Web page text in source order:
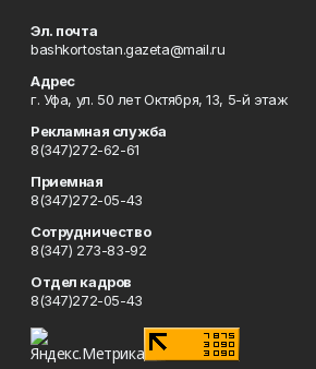
Эл. почта
bashkortostan.gazeta@mail.ru
Адрес
г. Уфа, ул. 50 лет Октября, 13, 5-й этаж
Рекламная служба
8(347)272-62-61
Приемная
8(347)272-05-43
Сотрудничество
8(347) 273-83-92
Отдел кадров
8(347)272-05-43